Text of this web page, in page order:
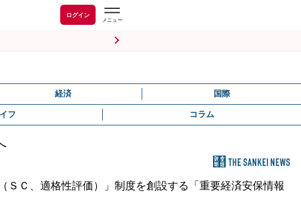
ログイン
経済 国際
フ コラム
Ｃ、適格性評価）」制度を創設する「重要経済安保情報